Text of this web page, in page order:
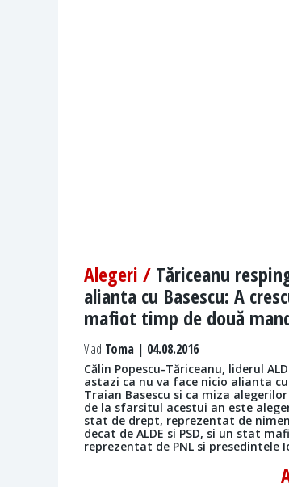
Alegeri / Tăriceanu
alianta cu Basescu: A
mafiot timp de două
Vlad Toma | 04.08.2016
Călin Popescu-Tăriceanu, liderul
astazi ca nu va face nicio alianta cu
Traian Basescu si ca miza
de la sfarsitul acestui an este
stat de drept, reprezentat de
decat de ALDE si PSD, si un stat
reprezentat de PNL si presedintele